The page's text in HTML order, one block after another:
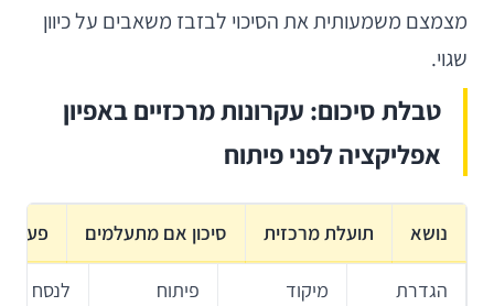
מצמצם משמעותית את הסיכוי לבזבז משאבים על כיוון
שגוי.
טבלת סיכום: עקרונות מרכזיים באפיון
אפליקציה לפני פיתוח
נושא תועלת מרכזית סיכון אם מתעלמים
הגדרת
מיקוד
פיתוח
לנסח